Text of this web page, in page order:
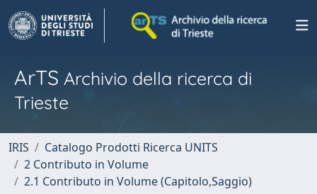
ArTS Archivio della ricerca di
Trieste
IRIS
Catalogo Prodotti Ricerca UNITS
2 Contributo in Volume
2.1 Contributo in Volume (Capitolo,Saggio)